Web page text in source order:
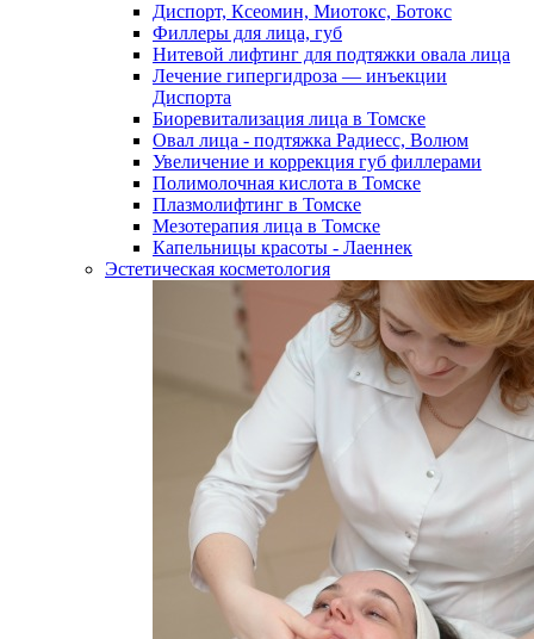
Диспорт, Ксеомин, Миотокс, Ботокс
Филлеры для лица, губ
Нитевой лифтинг для подтяжки овала лица
Лечение гипергидроза — инъекции
Диспорта
Биоревитализация лица в Томске
Овал лица - подтяжка Радиесс, Волюм
Увеличение и коррекция губ филлерами
Полимолочная кислота в Томске
Плазмолифтинг в Томске
Мезотерапия лица в Томске
Капельницы красоты - Лаеннек
Эстетическая косметология